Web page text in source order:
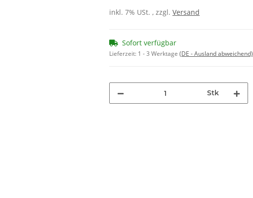
inkl. 7% USt. , zzgl. Versand
Sofort verfügbar
Lieferzeit: 1 - 3 Werktage (DE - Ausland abweichend)
Stk